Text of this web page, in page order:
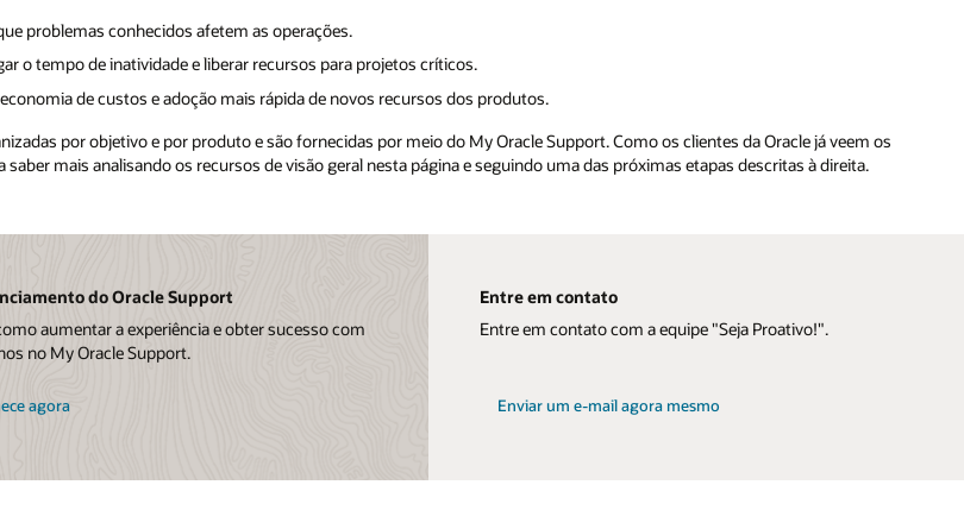
problemas conhecidos afetem as operações.
o tempo de inatividade e liberar recursos para projetos críticos.
de custos e adoção mais rápida de novos recursos dos produtos.
por objetivo e por produto e são fornecidas por meio do My Oracle Support. Como os clientes da Oracle já veem os
mais analisando os recursos de visão geral nesta página e seguindo uma das próximas etapas descritas à direita.
do Oracle Support
aumentar a experiência e obter sucesso com
no My Oracle Support.
agora
Entre em contato
Entre em contato com a equipe "Seja Proativo!".
Enviar um e-mail agora mesmo